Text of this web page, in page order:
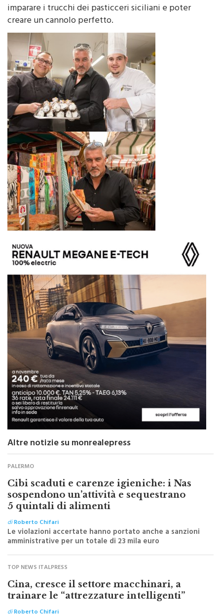
creare un cannolo perfetto.
Altre notizie su monrealepress
PALERMO
Cibi scaduti e carenze igieniche: i Nas
sospendono un’attività e sequestrano
5 quintali di alimenti
di Roberto Chifari
Le violazioni accertate hanno portato anche a sanzioni
amministrative per un totale di 23 mila euro
TOP NEWS ITALPRESS
Cina, cresce il settore macchinari, a
trainare le “attrezzature intelligenti”
diRoberto Chifari